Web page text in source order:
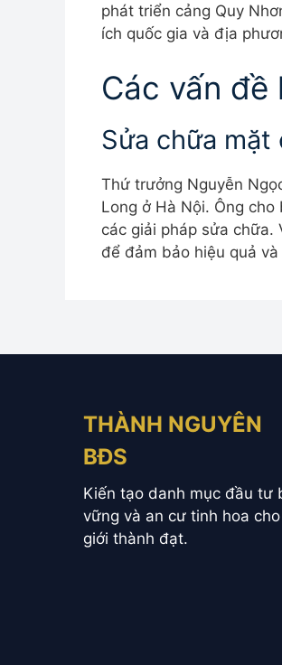
phát triển cảng Quy
ích quốc gia và địa
Các vấn
Sửa chữa mặt
Thứ trưởng Nguyễn
Long ở Hà Nội. Ông
các giải pháp sửa chữa.
để đảm bảo hiệu quả
THÀNH NGUYÊN
BĐS
Kiến tạo danh mục đầu tư
vững và an cư tinh hoa cho
giới thành đạt.